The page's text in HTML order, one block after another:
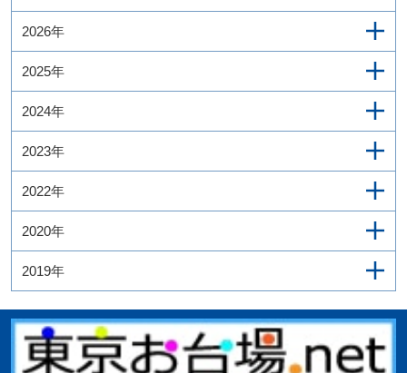
2026年
2025年
2024年
2023年
2022年
2020年
2019年